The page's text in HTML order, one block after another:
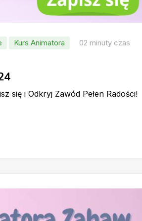
Kurs Animatora 02 minuty czas
się i Odkryj Zawód Pełen Radości!